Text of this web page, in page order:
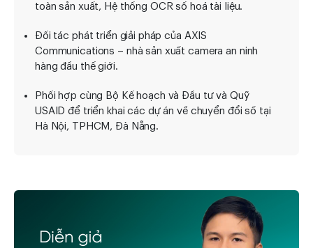
toàn sản xuất, Hệ thống OCR số hoá tài liệu.
Đối tác phát triển giải pháp của AXIS
Communications – nhà sản xuất camera an ninh
hàng đầu thế giới.
Phối hợp cùng Bộ Kế hoạch và Đầu tư và Quỹ
USAID để triển khai các dự án về chuyển đổi số tại
Hà Nội, TPHCM, Đà Nẵng.